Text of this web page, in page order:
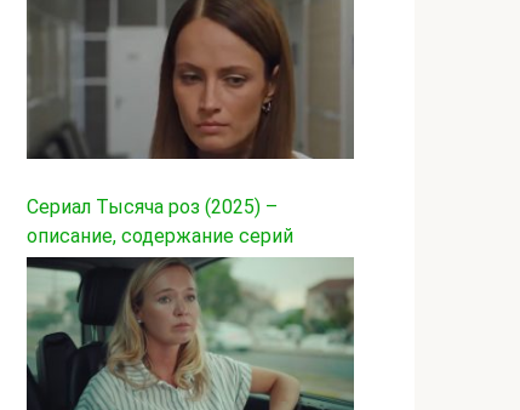
Сериал Тысяча роз (2025) –
описание, содержание серий